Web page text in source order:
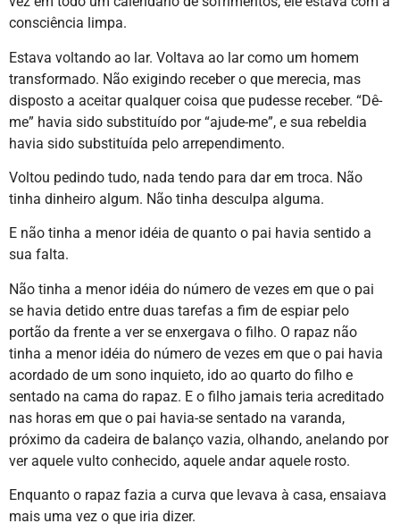
consciência limpa.
Estava voltando ao lar. Voltava ao lar como um homem
transformado. Não exigindo receber o que merecia, mas
disposto a aceitar qualquer coisa que pudesse receber. “Dê-
me” havia sido substituído por “ajude-me”, e sua rebeldia
havia sido substituída pelo arrependimento.
Voltou pedindo tudo, nada tendo para dar em troca. Não
tinha dinheiro algum. Não tinha desculpa alguma.
E não tinha a menor idéia de quanto o pai havia sentido a
sua falta.
Não tinha a menor idéia do número de vezes em que o pai
se havia detido entre duas tarefas a fim de espiar pelo
portão da frente a ver se enxergava o filho. O rapaz não
tinha a menor idéia do número de vezes em que o pai havia
acordado de um sono inquieto, ido ao quarto do filho e
sentado na cama do rapaz. E o filho jamais teria acreditado
nas horas em que o pai havia-se sentado na varanda,
próximo da cadeira de balanço vazia, olhando, anelando por
ver aquele vulto conhecido, aquele andar aquele rosto.
Enquanto o rapaz fazia a curva que levava à casa, ensaiava
mais uma vez o que iria dizer.